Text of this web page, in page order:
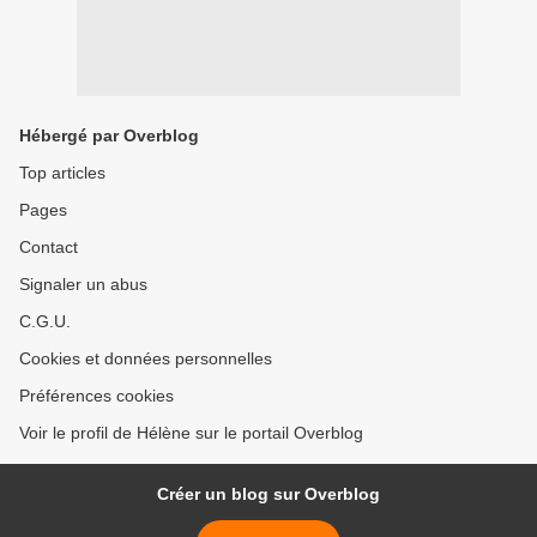
Hébergé par Overblog
Top articles
Pages
Contact
Signaler un abus
C.G.U.
Cookies et données personnelles
Préférences cookies
Voir le profil de Hélène sur le portail Overblog
Créer un blog sur Overblog